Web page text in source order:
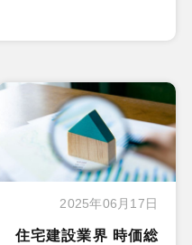
2025年06月17日
住宅建設業界 時価総